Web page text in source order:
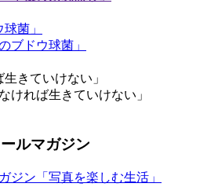
菌」
きていけない」
ルマガジン
ジン「写真を楽しむ生活」